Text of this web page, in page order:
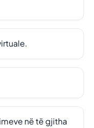
në të gjitha